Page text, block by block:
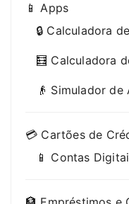
📱 Apps
🔒 Calculadora
🧮 Calculadora
👴 Simulador
💳 Cartões de
📱 Contas